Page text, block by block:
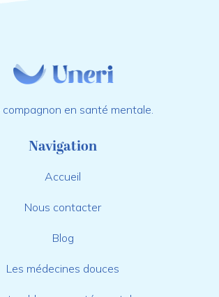
en santé mentale.
Navigation
Accueil
Nous contacter
Blog
Les médecines douces